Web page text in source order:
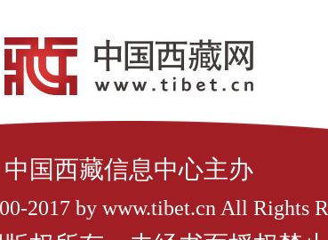
中国西藏信息中心主办
2017 by www.tibet.cn All Rights